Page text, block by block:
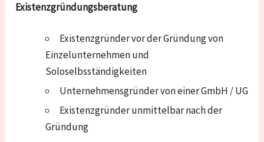
Existenzgründungsberatung
Existenzgründer vor der Gründung von
Einzelunternehmen und
Soloselbsständigkeiten
Unternehmensgründer von einer GmbH / UG
Existenzgründer unmittelbar nach der
Gründung